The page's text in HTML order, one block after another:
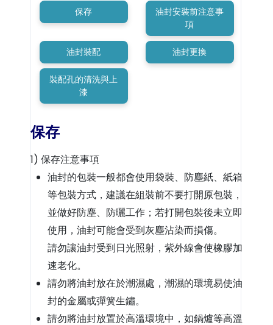
保存
油封安裝前注意事
項
油封裝配 油封更換
裝配孔的清洗與上
漆
保存
1) 保存注意事項
油封的包裝一般都會使用袋裝、防塵紙、紙箱
等包裝方式，建議在組裝前不要打開原包裝，
並做好防塵、防曬工作；若打開包裝後未立即
使用，油封可能會受到灰塵沾染而損傷。
請勿讓油封受到日光照射，紫外線會使橡膠加
速老化。
請勿將油封放在於潮濕處，潮濕的環境易使油
封的金屬或彈簧生鏽。
請勿將油封放置於高溫環境中，如鍋爐等高溫